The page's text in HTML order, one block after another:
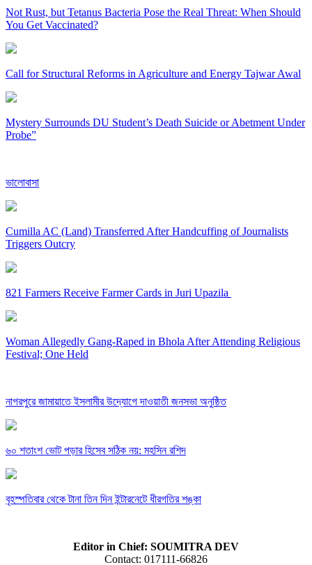
Not Rust, but Tetanus Bacteria Pose the Real Threat: When Should
You Get Vaccinated?
Call for Structural Reforms in Agriculture and Energy Tajwar Awal
Mystery Surrounds DU Student’s Death Suicide or Abetment Under
Probe”
ভালোবাসা
Cumilla AC (Land) Transferred After Handcuffing of Journalists
Triggers Outcry
821 Farmers Receive Farmer Cards in Juri Upazila
Woman Allegedly Gang-Raped in Bhola After Attending Religious
Festival; One Held
নাগরপুরে জামায়াতে ইসলামীর উদ্যোগে দাওয়াতী জনসভা অনুষ্ঠিত
৬০ শতাংশ ভোট পড়ার হিসেব সঠিক নয়: মহসিন রশিদ
বৃহস্পতিবার থেকে টানা তিন দিন ইন্টারনেটে ধীরগতির শঙ্কা
Editor in Chief: SOUMITRA DEV
Contact: 017111-66826